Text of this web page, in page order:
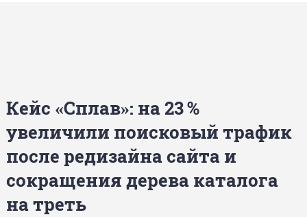
Кейс «Сплав»: на 23 %
увеличили поисковый трафик
после редизайна сайта и
сокращения дерева каталога
на треть